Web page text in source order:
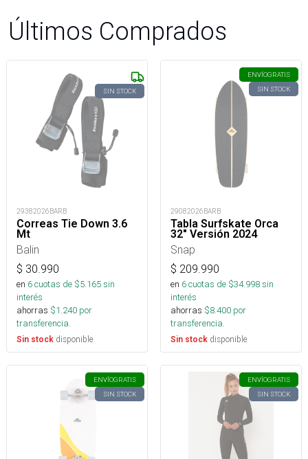
Últimos Comprados
SIN STOCK
29382026BARB
Correas Tie Down 3.6
Mt
Balin
$ 30.990
en 6cuotas de $5.165sin
interés
ahorras $1.240 por
transferencia.
Sin stock disponible
ENVÍOGRATIS
SIN STOCK
29082026BARB
Tabla Surfskate Orca
32" Versión 2024
Snap
$ 209.990
en 6cuotas de $34.998sin
interés
ahorras $8.400 por
transferencia.
Sin stock disponible
ENVÍOGRATIS
SIN STOCK
ENVÍOGRATIS
SIN STOCK